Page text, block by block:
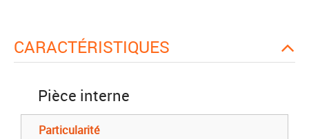
CARACTÉRISTIQUES
Pièce interne
Particularité